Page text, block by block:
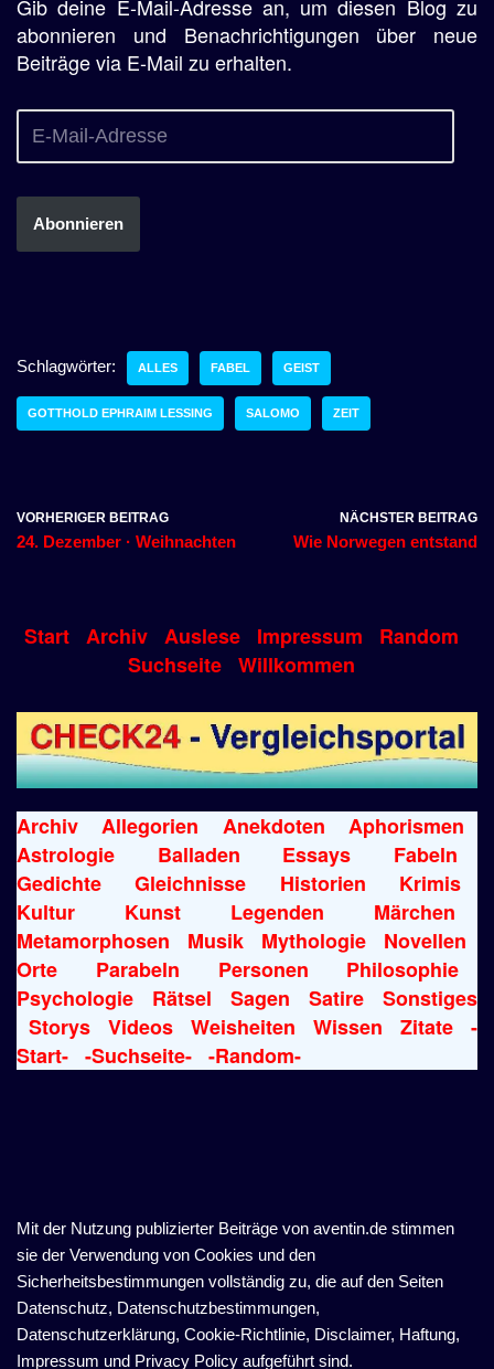
Gib deine E-Mail-Adresse an, um diesen Blog zu
abonnieren und Benachrichtigungen über neue
Beiträge via E-Mail zu erhalten.
Abonnieren
Schlagwörter: ALLES FABEL GEIST
GOTTHOLD EPHRAIM LESSING SALOMO ZEIT
VORHERIGER BEITRAG
24. Dezember · Weihnachten
NÄCHSTER BEITRAG
Wie Norwegen entstand
Start Archiv Auslese Impressum
Random
Suchseite Willkommen
Archiv Allegorien Anekdoten
Aphorismen
Astrologie
Balladen Essays
Fabeln
Gedichte
Gleichnisse Historien
Krimis
Kultur
Kunst Legenden
Märchen
Metamorphosen
Musik Mythologie
Novellen
Orte
Parabeln Personen
Philosophie
Psychologie
Rätsel Sagen Satire
Sonstiges
Storys
Videos Weisheiten Wissen Zitate
-
Start- -Suchseite- -Random-
Mit der Nutzung publizierter Beiträge von aventin.de stimmen
sie der Verwendung von Cookies und den
Sicherheitsbestimmungen vollständig zu, die auf den Seiten
Datenschutz, Datenschutzbestimmungen,
Datenschutzerklärung, Cookie-Richtlinie, Disclaimer, Haftung,
Impressum und Privacy Policy aufgeführt sind.